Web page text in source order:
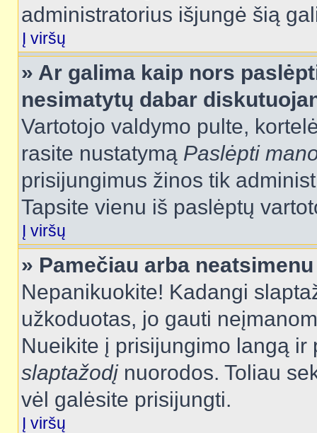
administratorius išjungė šią
Į viršų
» Ar galima kaip nors
nesimatytų dabar
Vartotojo valdymo pulte,
rasite nustatymą Paslėpti
prisijungimus žinos tik
Tapsite vienu iš paslėptų
Į viršų
» Pamečiau arba
Nepanikuokite! Kadangi
užkoduotas, jo gauti
Nueikite į prisijungimo langą
slaptažodįnuorodos. Toliau
vėl galėsite prisijungti.
Į viršų